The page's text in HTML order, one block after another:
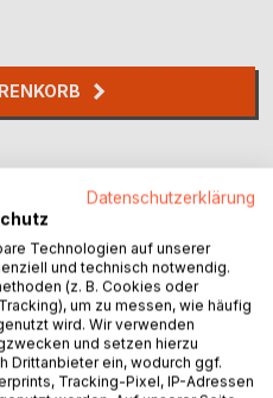
Datenschutzerklärung
Technologien auf unserer
und technisch notwendig.
(z. B. Cookies oder
um zu messen, wie häufig
wird. Wir verwenden
und setzen hierzu
Drittanbieter ein, wodurch ggf.
Tracking-Pixel, IP-Adressen